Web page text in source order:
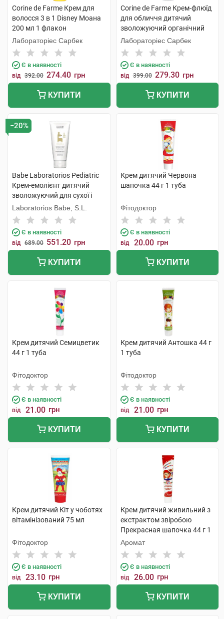
Corine de Farme Крем для
волосся 3 в 1 Disney Моана
200 мл 1 флакон
Лабораторіес Сарбек
Є в наявності
від 392.00 274.40 грн
КУПИТИ
Corine de Farme Крем-флюїд
для обличчя дитячий
зволожуючий органічний
100 мл 1 туба
Лабораторіес Сарбек
Є в наявності
від 399.00 279.30 грн
КУПИТИ
−20%
Babe Laboratorios Pediatric
Крем-емолієнт дитячий
зволожуючий для сухої і
атопічної шкіри 200 мл 1
туба
Laboratorios Babe, S.L.
Є в наявності
від 689.00 551.20 грн
КУПИТИ
Крем дитячий Червона
шапочка 44 г 1 туба
Фітодоктор
Є в наявності
від 20.00 грн
КУПИТИ
Крем дитячий Семицветик
44 г 1 туба
Фітодоктор
Є в наявності
від 21.00 грн
КУПИТИ
Крем дитячий Антошка 44 г
1 туба
Фітодоктор
Є в наявності
від 21.00 грн
КУПИТИ
Крем дитячий Кіт у чоботях
вітамінізований 75 мл
Фітодоктор
Є в наявності
від 23.10 грн
КУПИТИ
Крем дитячий живильний з
екстрактом звіробою
Прекрасная шапочка 44 г 1
туба
Аромат
Є в наявності
від 26.00 грн
КУПИТИ